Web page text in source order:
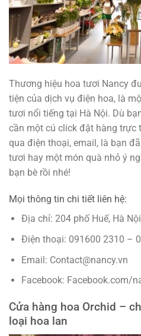
Thương hiệu hoa tươi Nancy
tiện của dịch vụ điện hoa, là
tươi nổi tiếng tại Hà Nội. Dù
cần một cú click đặt hàng trực
qua điện thoại, email, là bạn
tươi hay một món quà nhỏ ý
bạn bè rồi nhé!
Mọi thông tin chi tiết liên hệ:
Địa chỉ: 204 phố Huế, Hà Nội
Điện thoại: 091600 2310 –
Email: Contact@nancy.vn
Facebook: Facebook.com/
Cửa hàng hoa Orchid –
loại hoa lan